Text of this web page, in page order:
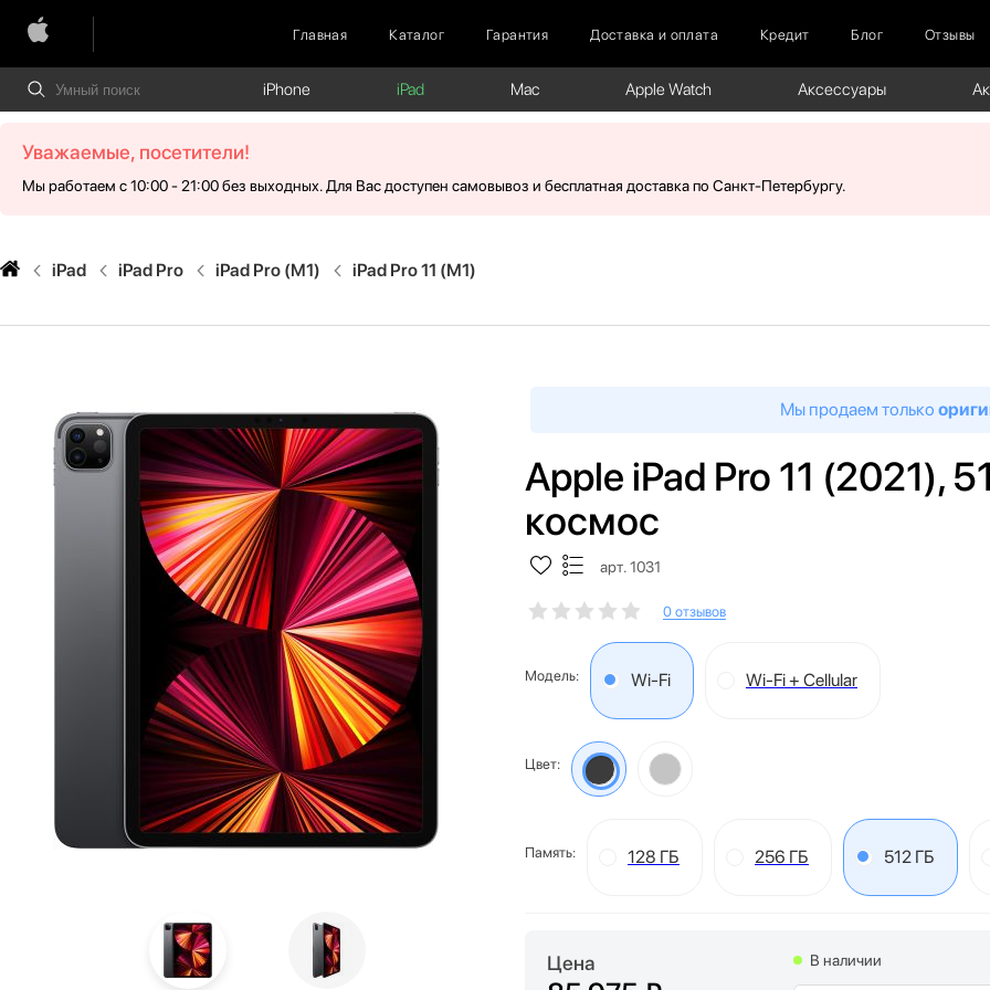
Главная Каталог Гарантия Доставка и оплата Кредит Блог Отзывы
iPhone iPad Mac Apple Watch Аксессуары
Уважаемые, посетители!
Мы работаем с 10:00 - 21:00 без выходных. Для Вас доступен самовывоз и бесплатная доставка по Санкт-Петербургу.
iPad iPad Pro iPad Pro (M1) iPad Pro 11 (М1)
Мы продаем только
Apple iPad Pro 11 (2021),
космос
арт. 1031
0 отзывов
Модель: Wi-Fi Wi-Fi + Cellular
Цвет:
Память: 128 ГБ 256 ГБ 512 ГБ
Цена В наличии